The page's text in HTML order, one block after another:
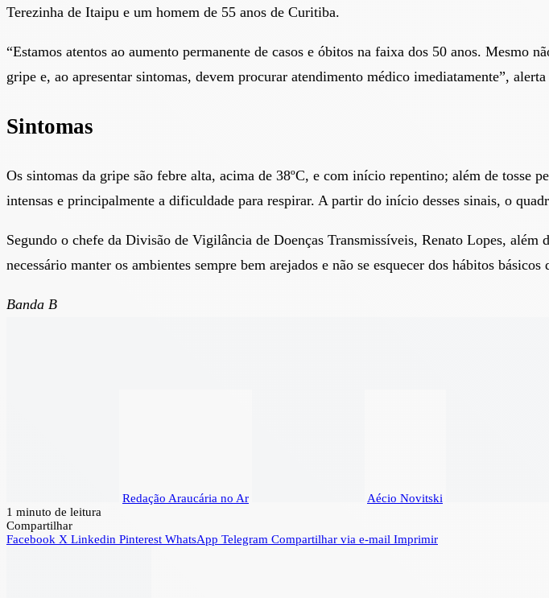
Terezinha de Itaipu e um homem de 55 anos de Curitiba.
“Estamos atentos ao aumento permanente de casos e óbitos na faixa dos 50 anos. Mesmo
gripe e, ao apresentar sintomas, devem procurar atendimento médico imediatamente”,
Sintomas
Os sintomas da gripe são febre alta, acima de 38ºC, e com início repentino; além de tosse
intensas e principalmente a dificuldade para respirar. A partir do início desses sinais, o
Segundo o chefe da Divisão de Vigilância de Doenças Transmissíveis, Renato Lopes,
necessário manter os ambientes sempre bem arejados e não se esquecer dos hábitos
Banda B
Redação Araucária no Ar Aécio Novitski
1 minuto de leitura
Compartilhar
Facebook X Linkedin Pinterest WhatsApp Telegram Compartilhar via e-mail Imprimir